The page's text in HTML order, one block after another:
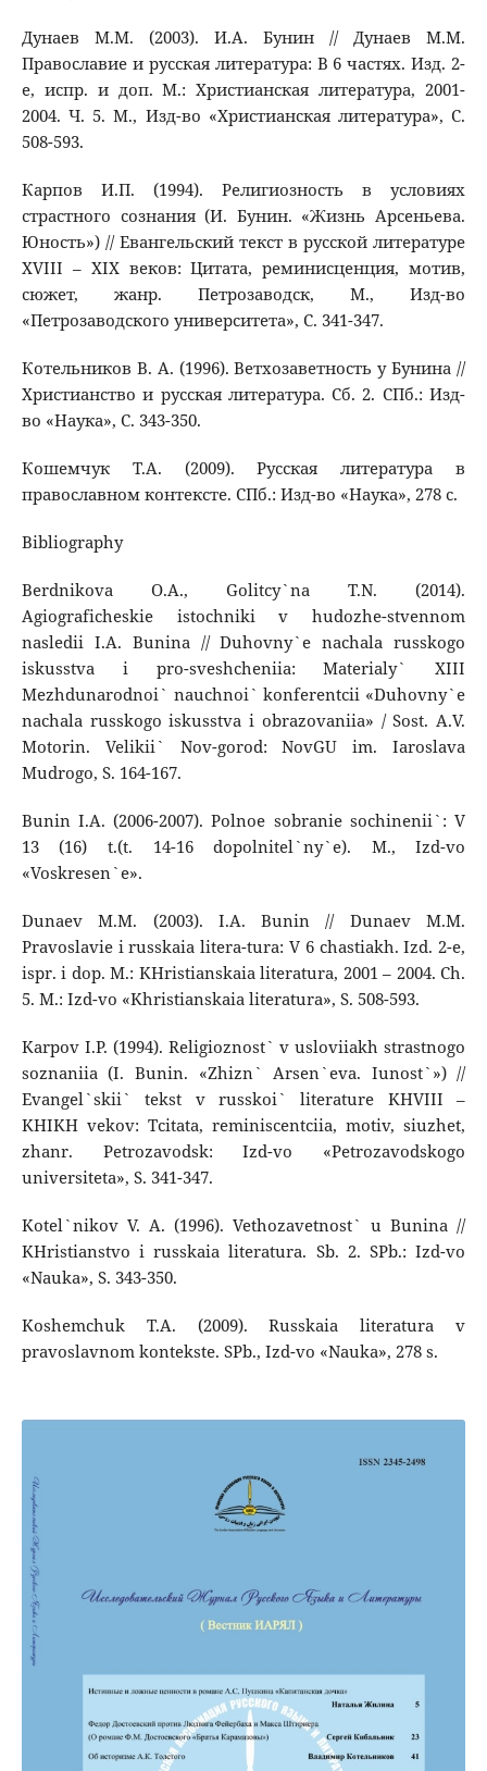
Дунаев М.М. (2003). И.А. Бунин // Дунаев М.М.
Православие и русская литература: В 6 частях. Изд. 2-
е, испр. и доп. М.: Христианская литература, 2001-
2004. Ч. 5. М., Изд-во «Христианская литература», С.
508-593.
Карпов И.П. (1994). Религиозность в условиях
страстного сознания (И. Бунин. «Жизнь Арсеньева.
Юность») // Евангельский текст в русской литературе
ХVIII – ХIХ веков: Цитата, реминисценция, мотив,
сюжет, жанр. Петрозаводск, M., Изд-во
«Петрозаводского университета», С. 341-347.
Котельников В. А. (1996). Ветхозаветность у Бунина //
Христианство и русская литература. Сб. 2. СПб.: Изд-
во «Наука», С. 343-350.
Кошемчук Т.А. (2009). Русская литература в
православном контексте. СПб.: Изд-во «Наука», 278 с.
Bibliography
Berdnikova O.A., Golitcy`na T.N. (2014).
Agiograficheskie istochniki v hudozhe-stvennom
nasledii I.A. Bunina // Duhovny`e nachala russkogo
iskusstva i pro-sveshcheniia: Materialy` XIII
Mezhdunarodnoi` nauchnoi` konferentcii «Duhovny`e
nachala russkogo iskusstva i obrazovaniia» / Sost. A.V.
Motorin. Velikii` Nov-gorod: NovGU im. Iaroslava
Mudrogo, S. 164-167.
Bunin I.A. (2006-2007). Polnoe sobranie sochinenii`: V
13 (16) t.(t. 14-16 dopolnitel`ny`e). M., Izd-vo
«Voskresen`e».
Dunaev M.M. (2003). I.A. Bunin // Dunaev M.M.
Pravoslavie i russkaia litera-tura: V 6 chastiakh. Izd. 2-e,
ispr. i dop. M.: KHristianskaia literatura, 2001 – 2004. Ch.
5. M.: Izd-vo «Khristianskaia literatura», S. 508-593.
Karpov I.P. (1994). Religioznost` v usloviiakh strastnogo
soznaniia (I. Bunin. «Zhizn` Arsen`eva. Iunost`») //
Evangel`skii` tekst v russkoi` literature KHVIII –
KHIKH vekov: Tcitata, reminiscentciia, motiv, siuzhet,
zhanr. Petrozavodsk: Izd-vo «Petrozavodskogo
universiteta», S. 341-347.
Kotel`nikov V. A. (1996). Vethozavetnost` u Bunina //
KHristianstvo i russkaia literatura. Sb. 2. SPb.: Izd-vo
«Nauka», S. 343-350.
Koshemchuk T.A. (2009). Russkaia literatura v
pravoslavnom kontekste. SPb., Izd-vo «Nauka», 278 s.